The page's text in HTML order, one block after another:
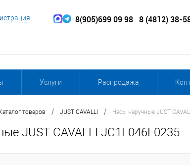
8(905)699 09 98 8 (4812) 38-
Услуги Распродажа
товаров / JUST CAVALLI / Часы наручные JUST
JUST CAVALLI JC1L046L0235